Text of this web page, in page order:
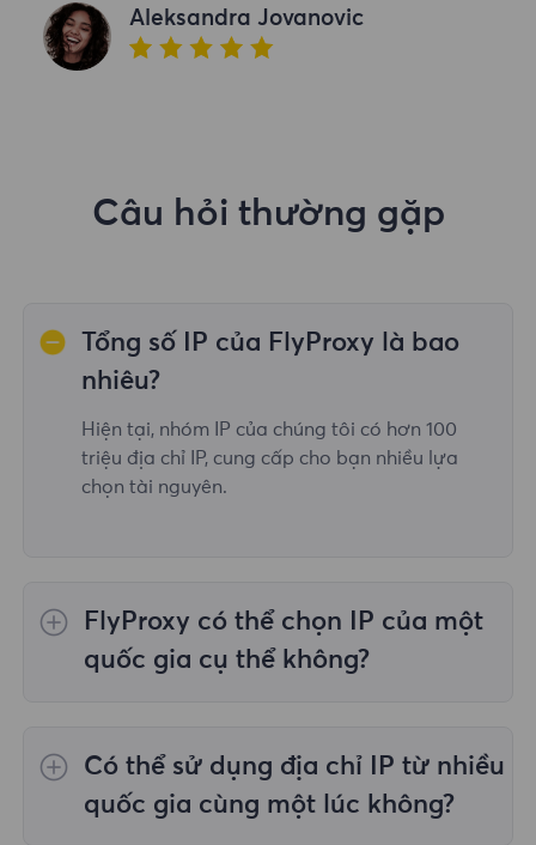
Aleksandra Jovanovic
Câu hỏi thường gặp
Tổng số IP của FlyProxy là bao
nhiêu?
Hiện tại, nhóm IP của chúng tôi có hơn 100
triệu địa chỉ IP, cung cấp cho bạn nhiều lựa
chọn tài nguyên.
FlyProxy có thể chọn IP của một
quốc gia cụ thể không?
toàn thế giới; Proxy dân cư không giới hạn
không hỗ trợ việc lựa chọn proxy cho các
quốc gia/khu vực được chỉ định;
Proxy dân
Có thể sử dụng địa chỉ IP từ nhiều
quốc gia cùng một lúc không?